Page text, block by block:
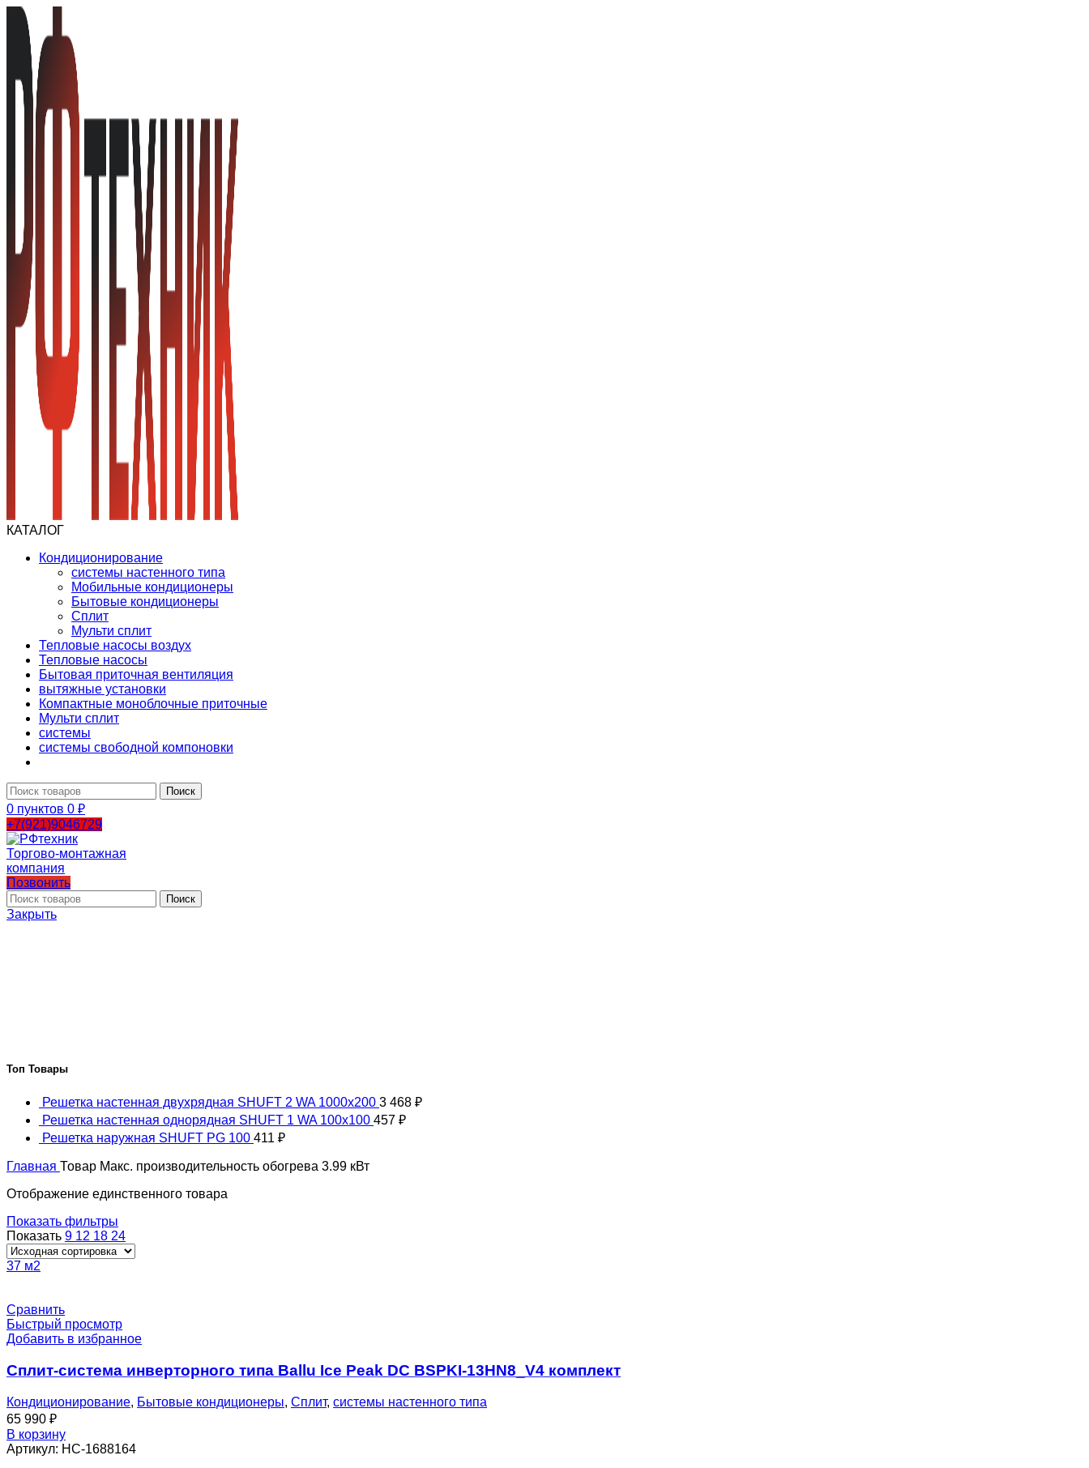
КАТАЛОГ
Кондиционирование
системы настенного типа
Мобильные кондиционеры
Бытовые кондиционеры
Сплит
Мульти сплит
Тепловые насосы воздух
Тепловые насосы
Бытовая приточная вентиляция
вытяжные установки
Компактные моноблочные приточные
Мульти сплит
системы
системы свободной компоновки
Поиск
0 пунктов 0 ₽
+7(921)9046729
Позвонить
Поиск
Закрыть
Топ Товары
Решетка настенная двухрядная SHUFT 2 WA 1000x200 3 468 ₽
Решетка настенная однорядная SHUFT 1 WA 100x100 457 ₽
Решетка наружная SHUFT PG 100 411 ₽
Главная Товар Макс. производительность обогрева 3.99 кВт
Отображение единственного товара
Показать фильтры
Показать 9 12 18 24
37 м2
Сравнить
Быстрый просмотр
Добавить в избранное
Сплит-система инверторного типа Ballu Ice Peak DC BSPKI-13HN8_V4 комплект
Кондиционирование, Бытовые кондиционеры, Сплит, системы настенного типа
65 990 ₽
В корзину
Артикул: НС-1688164